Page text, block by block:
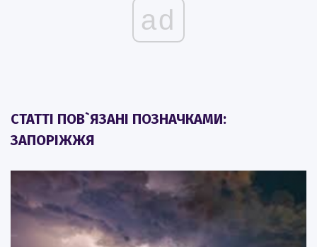
ad
СТАТТІ ПОВ`ЯЗАНІ ПОЗНАЧКАМИ:
ЗАПОРІЖЖЯ